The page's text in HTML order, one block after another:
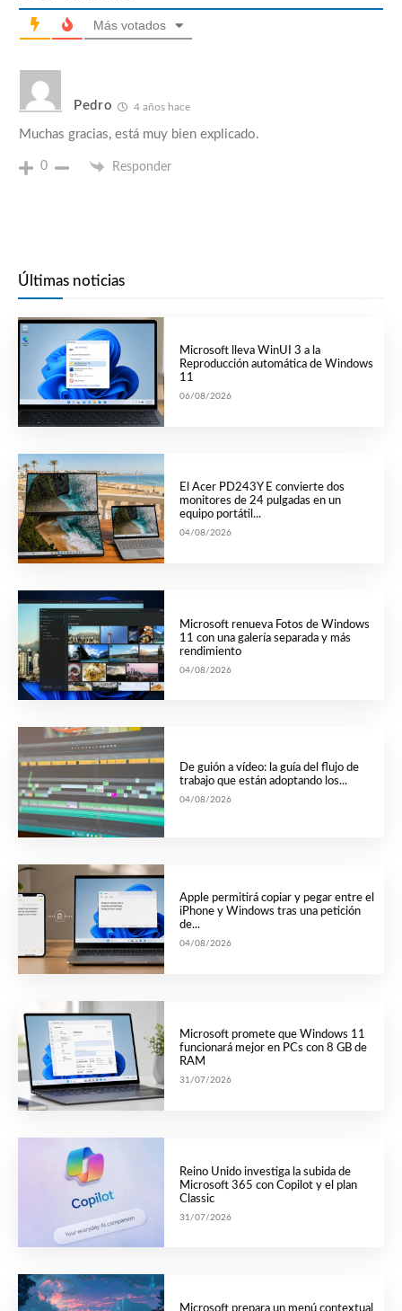
Más votados
Pedro 4 años hace
Muchas gracias, está muy bien explicado.
0 Responder
Últimas noticias
Microsoft lleva WinUI 3 a la
Reproducción automática de Windows
11
06/08/2026
El Acer PD243Y E convierte dos
monitores de 24 pulgadas en un
equipo portátil...
04/08/2026
Microsoft renueva Fotos de Windows
11 con una galería separada y más
rendimiento
04/08/2026
De guión a vídeo: la guía del flujo de
trabajo que están adoptando los...
04/08/2026
Apple permitirá copiar y pegar entre el
iPhone y Windows tras una petición
de...
04/08/2026
Microsoft promete que Windows 11
funcionará mejor en PCs con 8 GB de
RAM
31/07/2026
Reino Unido investiga la subida de
Microsoft 365 con Copilot y el plan
Classic
31/07/2026